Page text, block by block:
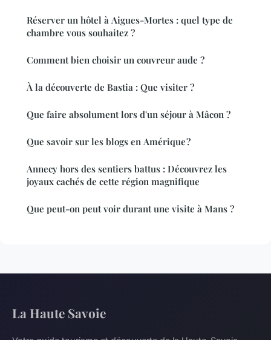
Réserver un hôtel à Aigues-Mortes : quel type de
chambre vous souhaitez ?
Comment bien choisir un couvreur aude ?
À la découverte de Bastia : Que visiter ?
Que faire absolument lors d'un séjour à Mâcon ?
Que savoir sur les blogs en Amérique ?
Annecy hors des sentiers battus : Découvrez les
joyaux cachés de cette région magnifique
Que peut-on peut voir durant une visite à Mans ?
La Haute Savoie